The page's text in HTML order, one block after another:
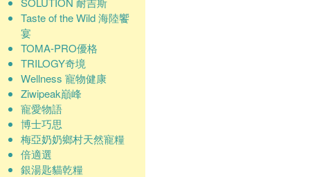
Taste of the Wild 海陸饗
宴
TOMA-PRO優格
TRILOGY奇境
Wellness 寵物健康
Ziwipeak巔峰
寵愛物語
博士巧思
梅亞奶奶鄉村天然寵糧
倍適選
銀湯匙貓乾糧